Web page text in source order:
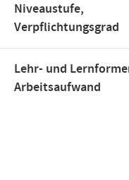
Niveaustufe,
Verpflichtungsgrad
Lehr- und
Arbeitsaufwand